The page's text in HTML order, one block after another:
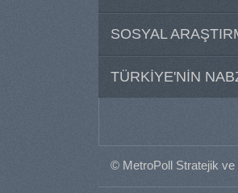
SOSYAL
TÜRKİYE'NİN
© MetroPoll Stratejik ve